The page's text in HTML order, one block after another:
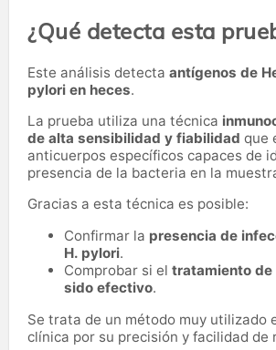
¿Qué detecta esta
Este análisis detecta antígenos de
pylori en heces.
La prueba utiliza una técnica
de alta sensibilidad y fiabilidad que
anticuerpos específicos capaces de
presencia de la bacteria en la
Gracias a esta técnica es posible:
Confirmar la presencia de
H. pylori.
Comprobar si el tratamiento de
sido efectivo.
Se trata de un método muy utilizado
clínica por su precisión y facilidad de